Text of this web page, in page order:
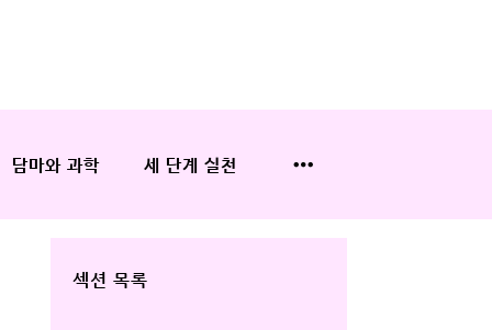
담마와 과학 세 단계 실천
섹션 목록